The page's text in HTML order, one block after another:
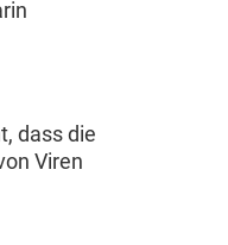
dass die
Viren